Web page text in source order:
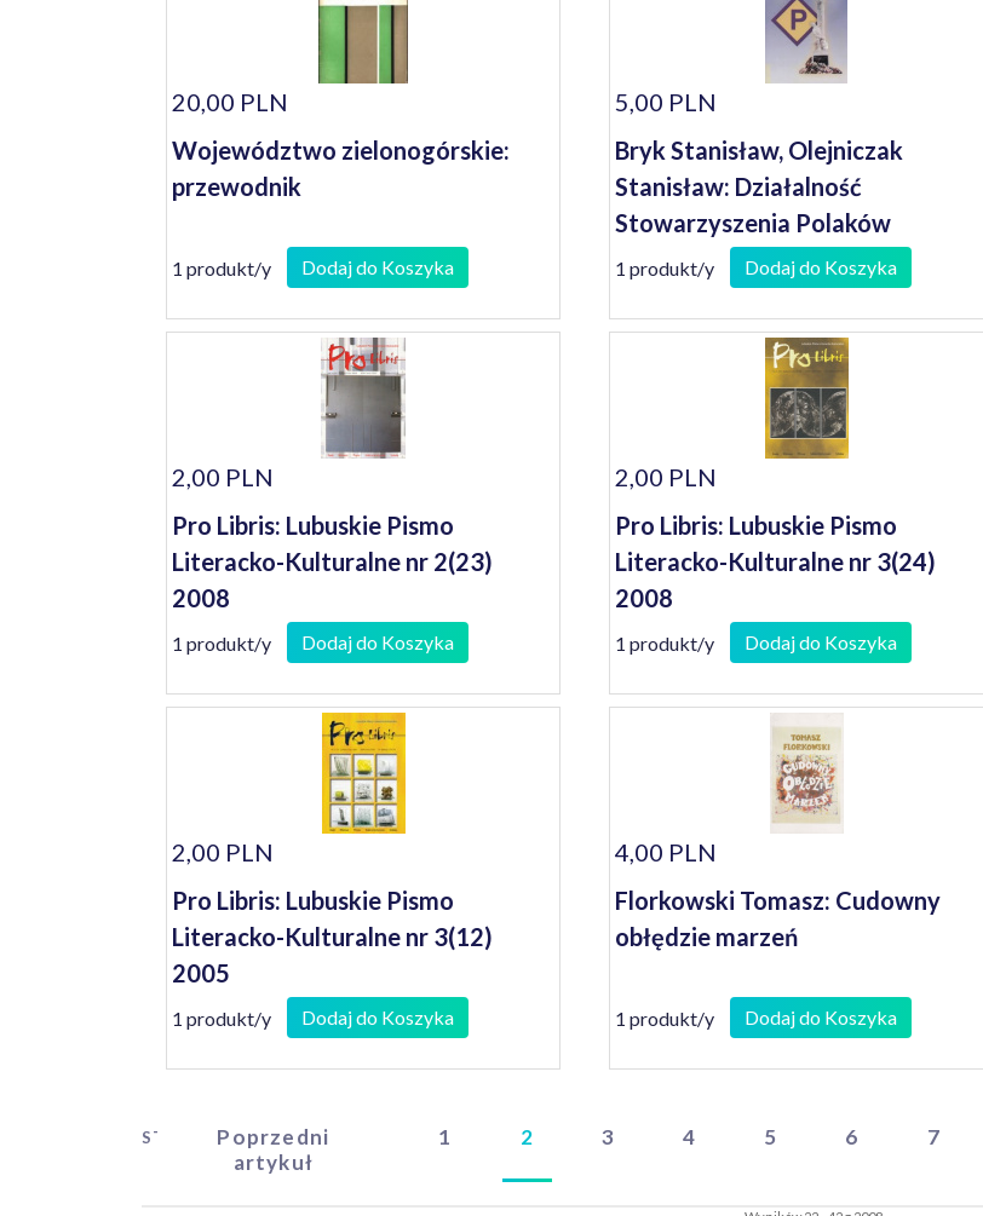
20,00 PLN
Województwo zielonogórskie:
przewodnik
1 produkt/y Dodaj do Koszyka
5,00 PLN
Bryk Stanisław, Olejniczak
Stanisław: Działalność
Stowarzyszenia Polaków
Poszkodowanych przez III Rzeszę i
wspomnienia jego członków
1 produkt/y Dodaj do Koszyka
2,00 PLN
Pro Libris: Lubuskie Pismo
Literacko-Kulturalne nr 2(23)
2008
1 produkt/y Dodaj do Koszyka
2,00 PLN
Pro Libris: Lubuskie Pismo
Literacko-Kulturalne nr 3(24)
2008
1 produkt/y Dodaj do Koszyka
2,00 PLN
Pro Libris: Lubuskie Pismo
Literacko-Kulturalne nr 3(12)
2005
1 produkt/y Dodaj do Koszyka
4,00 PLN
Florkowski Tomasz: Cudowny
obłędzie marzeń
1 produkt/y Dodaj do Koszyka
START
Poprzedni
artykuł
1 2 3 4 5 6 7